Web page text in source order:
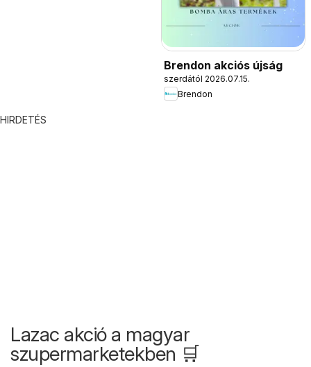
Brendon akciós újság
szerdától 2026.07.15.
Brendon
HIRDETÉS
Lazac akció a magyar
szupermarketekben 🛒